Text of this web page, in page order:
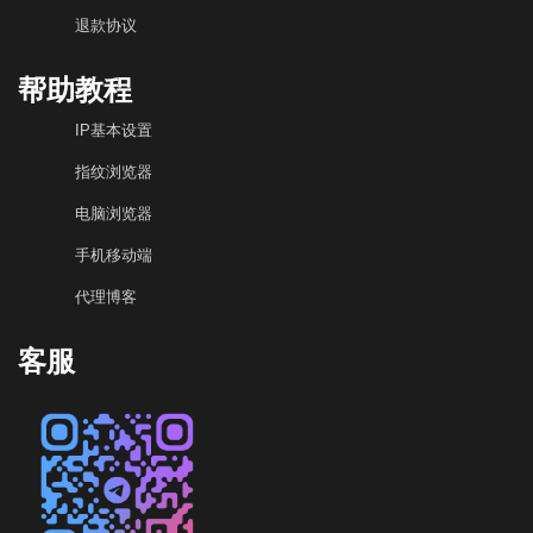
退款协议
帮助教程
IP基本设置
指纹浏览器
电脑浏览器
手机移动端
代理博客
客服